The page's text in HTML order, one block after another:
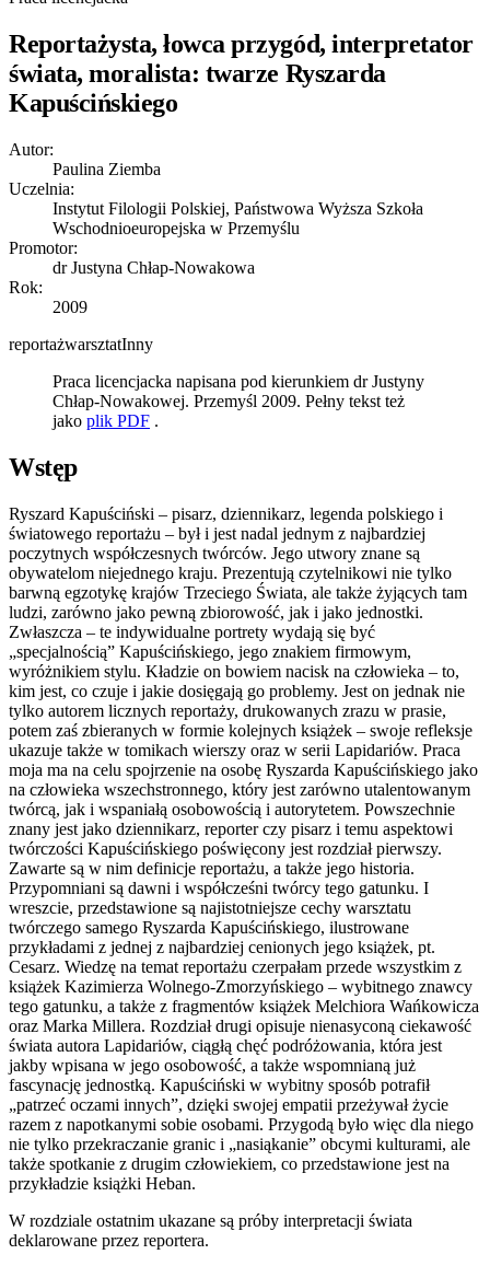
Reportażysta, łowca przygód, interpretator
świata, moralista: twarze Ryszarda
Kapuścińskiego
Autor:
Paulina Ziemba
Uczelnia:
Instytut Filologii Polskiej, Państwowa Wyższa Szkoła
Wschodnioeuropejska w Przemyślu
Promotor:
dr Justyna Chłap-Nowakowa
Rok:
2009
reportażwarsztatInny
Praca licencjacka napisana pod kierunkiem dr Justyny
Chłap-Nowakowej. Przemyśl 2009. Pełny tekst też
jako plik PDF .
Wstęp
Ryszard Kapuściński – pisarz, dziennikarz, legenda polskiego i
światowego reportażu – był i jest nadal jednym z najbardziej
poczytnych współczesnych twórców. Jego utwory znane są
obywatelom niejednego kraju. Prezentują czytelnikowi nie tylko
barwną egzotykę krajów Trzeciego Świata, ale także żyjących tam
ludzi, zarówno jako pewną zbiorowość, jak i jako jednostki.
Zwłaszcza – te indywidualne portrety wydają się być
„specjalnością” Kapuścińskiego, jego znakiem firmowym,
wyróżnikiem stylu. Kładzie on bowiem nacisk na człowieka – to,
kim jest, co czuje i jakie dosięgają go problemy. Jest on jednak nie
tylko autorem licznych reportaży, drukowanych zrazu w prasie,
potem zaś zbieranych w formie kolejnych książek – swoje refleksje
ukazuje także w tomikach wierszy oraz w serii Lapidariów. Praca
moja ma na celu spojrzenie na osobę Ryszarda Kapuścińskiego jako
na człowieka wszechstronnego, który jest zarówno utalentowanym
twórcą, jak i wspaniałą osobowością i autorytetem. Powszechnie
znany jest jako dziennikarz, reporter czy pisarz i temu aspektowi
twórczości Kapuścińskiego poświęcony jest rozdział pierwszy.
Zawarte są w nim definicje reportażu, a także jego historia.
Przypomniani są dawni i współcześni twórcy tego gatunku. I
wreszcie, przedstawione są najistotniejsze cechy warsztatu
twórczego samego Ryszarda Kapuścińskiego, ilustrowane
przykładami z jednej z najbardziej cenionych jego książek, pt.
Cesarz. Wiedzę na temat reportażu czerpałam przede wszystkim z
książek Kazimierza Wolnego-Zmorzyńskiego – wybitnego znawcy
tego gatunku, a także z fragmentów książek Melchiora Wańkowicza
oraz Marka Millera. Rozdział drugi opisuje nienasyconą ciekawość
świata autora Lapidariów, ciągłą chęć podróżowania, która jest
jakby wpisana w jego osobowość, a także wspomnianą już
fascynację jednostką. Kapuściński w wybitny sposób potrafił
„patrzeć oczami innych”, dzięki swojej empatii przeżywał życie
razem z napotkanymi sobie osobami. Przygodą było więc dla niego
nie tylko przekraczanie granic i „nasiąkanie” obcymi kulturami, ale
także spotkanie z drugim człowiekiem, co przedstawione jest na
przykładzie książki Heban.
W rozdziale ostatnim ukazane są próby interpretacji świata
deklarowane przez reportera.